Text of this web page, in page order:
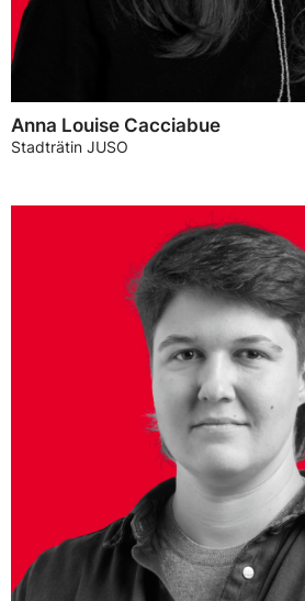
Anna Louise Cacciabue
Stadträtin JUSO